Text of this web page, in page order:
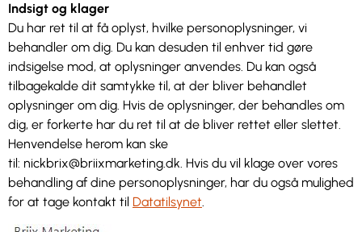
Indsigt og klager
Du har ret til at få oplyst, hvilke personoplysninger, vi
behandler om dig. Du kan desuden til enhver tid gøre
indsigelse mod, at oplysninger anvendes. Du kan også
tilbagekalde dit samtykke til, at der bliver behandlet
oplysninger om dig. Hvis de oplysninger, der behandles om
dig, er forkerte har du ret til at de bliver rettet eller slettet.
Henvendelse herom kan ske
til: nickbrix@briixmarketing.dk. Hvis du vil klage over vores
behandling af dine personoplysninger, har du også mulighed
for at tage kontakt til Datatilsynet.